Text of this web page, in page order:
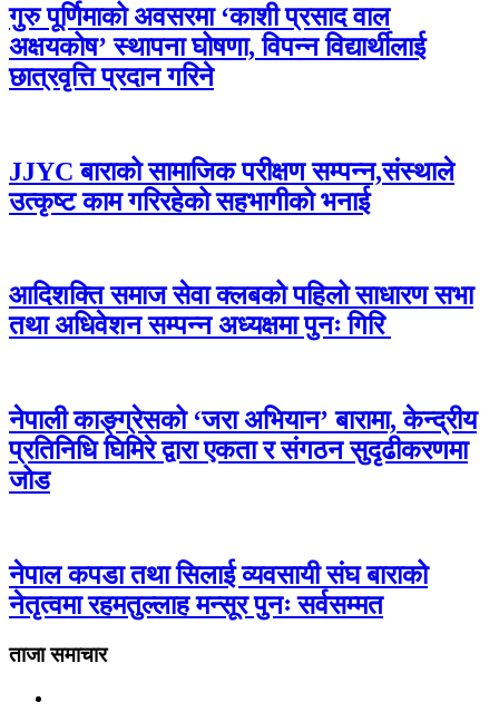
गुरु पूर्णिमाको अवसरमा ‘काशी प्रसाद वाल
अक्षयकोष’ स्थापना घोषणा, विपन्न विद्यार्थीलाई
छात्रवृत्ति प्रदान गरिने
JJYC बाराको सामाजिक परीक्षण सम्पन्न,संस्थाले
उत्कृष्ट काम गरिरहेको सहभागीको भनाई
आदिशक्ति समाज सेवा क्लबको पहिलो साधारण सभा
तथा अधिवेशन सम्पन्न अध्यक्षमा पुनः गिरि
नेपाली काङ्ग्रेसको ‘जरा अभियान’ बारामा, केन्द्रीय
प्रतिनिधि घिमिरे द्वारा एकता र संगठन सुदृढीकरणमा
जोड
नेपाल कपडा तथा सिलाई व्यवसायी संघ बाराको
नेतृत्वमा रहमतुल्लाह मन्सूर पुनः सर्वसम्मत
ताजा समाचार